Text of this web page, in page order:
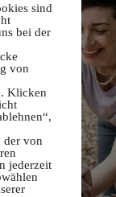
sind
bei der
von
Klicken
der von
jederzeit